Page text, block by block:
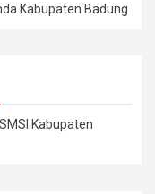
Kabupaten Badung
Kabupaten